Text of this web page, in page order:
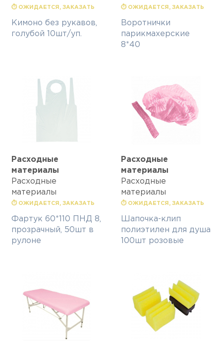
⏱ ОЖИДАЕТСЯ, ЗАКАЗАТЬ
Кимоно без рукавов,
голубой 10шт/уп.
⏱ ОЖИДАЕТСЯ, ЗАКАЗАТЬ
Воротнички
парикмахерские
8*40
Расходные
материалы
Расходные
материалы
⏱ ОЖИДАЕТСЯ, ЗАКАЗАТЬ
Фартук 60*110 ПНД 8,
прозрачный, 50шт в
рулоне
Расходные
материалы
Расходные
материалы
⏱ ОЖИДАЕТСЯ, ЗАКАЗАТЬ
Шапочка-клип
полиэтилен для душа
100шт розовые